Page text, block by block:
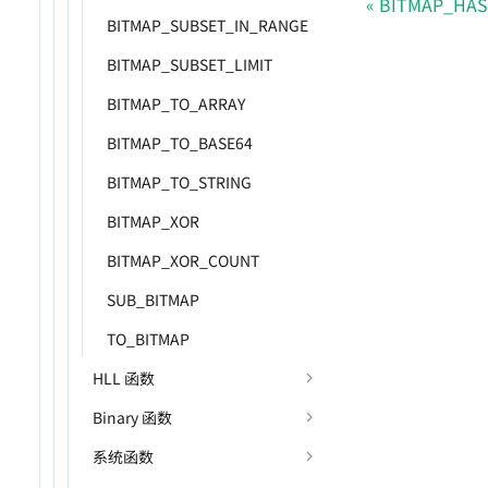
BITMAP_SUBSET_IN_RANGE
BITMAP_SUBSET_LIMIT
BITMAP_TO_ARRAY
BITMAP_TO_BASE64
BITMAP_TO_STRING
BITMAP_XOR
BITMAP_XOR_COUNT
SUB_BITMAP
TO_BITMAP
HLL 函数
Binary 函数
系统函数